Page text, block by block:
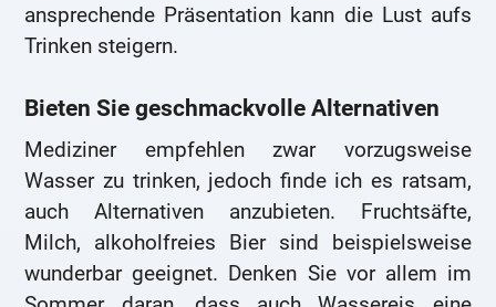
ansprechende Präsentation kann die Lust aufs
Trinken steigern.
Bieten Sie geschmackvolle Alternativen
Mediziner empfehlen zwar vorzugsweise
Wasser zu trinken, jedoch finde ich es ratsam,
auch Alternativen anzubieten. Fruchtsäfte,
Milch, alkoholfreies Bier sind beispielsweise
wunderbar geeignet. Denken Sie vor allem im